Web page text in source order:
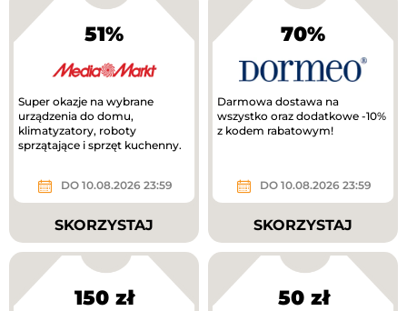
51%
Super okazje na wybrane
urządzenia do domu,
klimatyzatory, roboty
sprzątające i sprzęt kuchenny.
DO 10.08.2026 23:59
SKORZYSTAJ
70%
Darmowa dostawa na
wszystko oraz dodatkowe -10%
z kodem rabatowym!
DO 10.08.2026 23:59
SKORZYSTAJ
150 zł 50 zł